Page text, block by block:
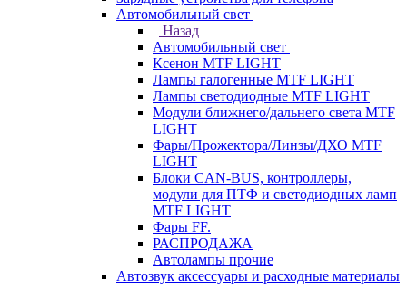
Автомобильный свет
Назад
Автомобильный свет
Ксенон MTF LIGHT
Лампы галогенные MTF LIGHT
Лампы светодиодные MTF LIGHT
Модули ближнего/дальнего света MTF
LIGHT
Фары/Прожектора/Линзы/ДХО MTF
LIGHT
Блоки CAN-BUS, контроллеры,
модули для ПТФ и светодиодных ламп
MTF LIGHT
Фары FF.
РАСПРОДАЖА
Автолампы прочие
Автозвук аксессуары и расходные материалы